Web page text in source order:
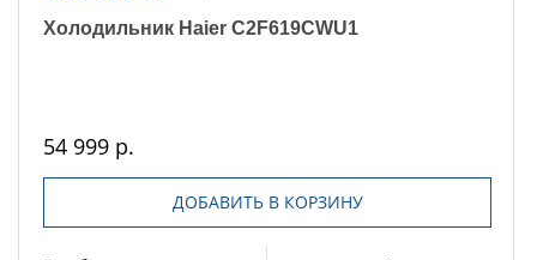
Холодильник Haier C2F619CWU1
54 999 р.
ДОБАВИТЬ В КОРЗИНУ